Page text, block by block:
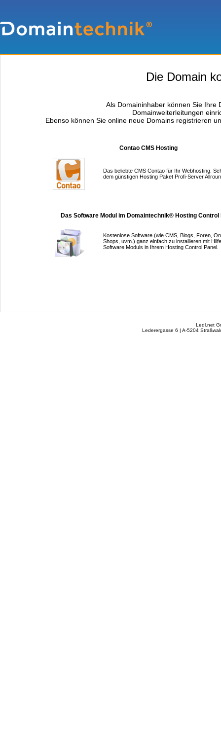
Die Domain
Als Domaininhaber können Sie Ihre
Domainweiterleitungen
Ebenso können Sie online neue Domains registrieren
Contao CMS Hosting
Das beliebte CMS Contao für Ihr Webhosting.
dem günstigen Hosting Paket Profi-Server
Das Software Modul im Domaintechnik® Hosting Control
Kostenlose Software (wie CMS, Blogs, Foren,
Shops, uvm.) ganz einfach zu installieren mit
Software Moduls in Ihrem Hosting Control Panel.
Ledl.net
Lederergasse 6 | A-5204